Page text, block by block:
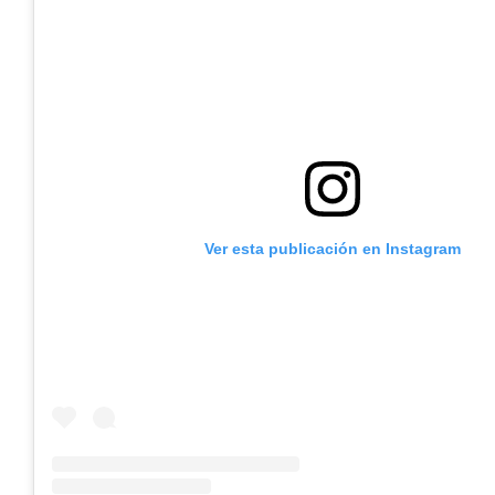
Ver esta publicación en Instagram